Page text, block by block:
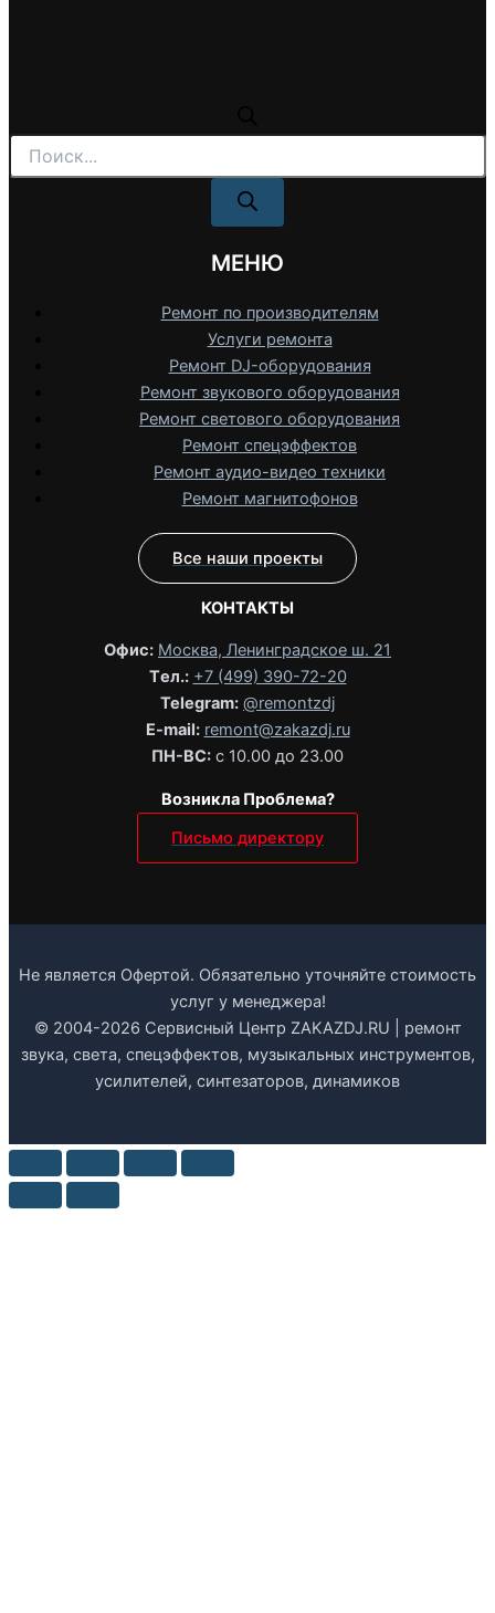
Поиск
товаров
МЕНЮ
Ремонт по производителям
Услуги ремонта
Ремонт DJ-оборудования
Ремонт звукового оборудования
Ремонт светового оборудования
Ремонт спецэффектов
Ремонт аудио-видео техники
Ремонт магнитофонов
Все наши проекты
КОНТАКТЫ
Офис: Москва, Ленинградское ш. 21
Tел.: +7 (499) 390-72-20
Telegram: @remontzdj‬
E-mail: remont@zakazdj.ru
ПН-ВС: с 10.00 до 23.00
Возникла Проблема?
Письмо директору
Не является Офертой. Обязательно уточняйте стоимость
услуг у менеджера!
© 2004-2026 Сервисный Центр ZAKAZDJ.RU | ремонт
звука, света, спецэффектов, музыкальных инструментов,
усилителей, синтезаторов, динамиков